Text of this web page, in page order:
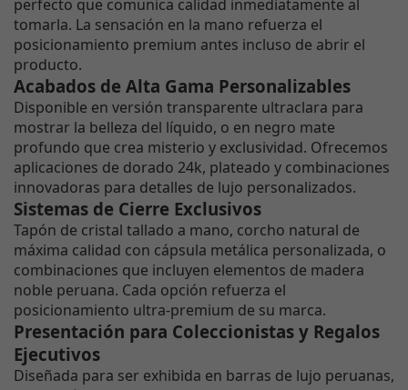
perfecto que comunica calidad inmediatamente al
tomarla. La sensación en la mano refuerza el
posicionamiento premium antes incluso de abrir el
producto.
Acabados de Alta Gama Personalizables
Disponible en versión transparente ultraclara para
mostrar la belleza del líquido, o en negro mate
profundo que crea misterio y exclusividad. Ofrecemos
aplicaciones de dorado 24k, plateado y combinaciones
innovadoras para detalles de lujo personalizados.
Sistemas de Cierre Exclusivos
Tapón de cristal tallado a mano, corcho natural de
máxima calidad con cápsula metálica personalizada, o
combinaciones que incluyen elementos de madera
noble peruana. Cada opción refuerza el
posicionamiento ultra-premium de su marca.
Presentación para Coleccionistas y Regalos
Ejecutivos
Diseñada para ser exhibida en barras de lujo peruanas,